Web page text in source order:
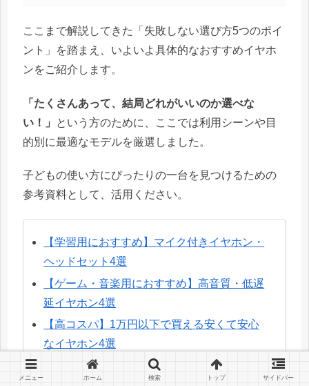
ここまで解説してきた「失敗しない選び方5つのポイ
ント」を踏まえ、いよいよ具体的なおすすめイヤホ
ンをご紹介します。
「たくさんあって、結局どれがいいのか選べな
い！」
という方のために、ここでは利用シーンや目
的別に最適なモデルを厳選しました。
子どもの使い方にぴったりの一台を見つけるための
参考資料として、活用ください。
【学習用におすすめ】マイク付きイヤホン・
ヘッドセット4選
【ゲーム・音楽用におすすめ】高音質・低遅
延イヤホン4選
【高コスパ】1万円以下で買える安くて安心
なイヤホン4選
【耳に優しい】コンパクト・小学生向けイヤ
メニュー ホーム 検索 トップ サイドバー